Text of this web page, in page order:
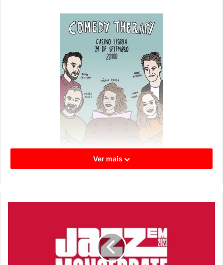
Depois de uma primeira metade de stand-up incrível, a
audiência será convidada a escrever os seus problemas,
Já na segunda parte, o painel de comediantes e a
especialista discutem os mesmos na esperança de
encontrar uma solução ou, no caso dos humoristas,
Ver mais